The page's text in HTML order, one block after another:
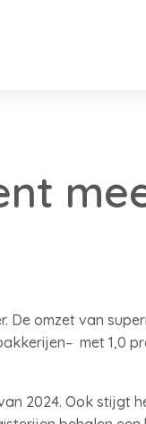
De omzet van
met 1,0
2024. Ook stijgt